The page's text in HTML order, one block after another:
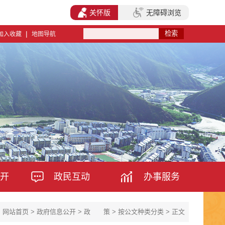
入收藏 | 地图导航
政民互动 办事服务
网站首页 > 政府信息公开 > 政 策 > 按公文种类分类 > 正文
关怀版 无障碍浏览